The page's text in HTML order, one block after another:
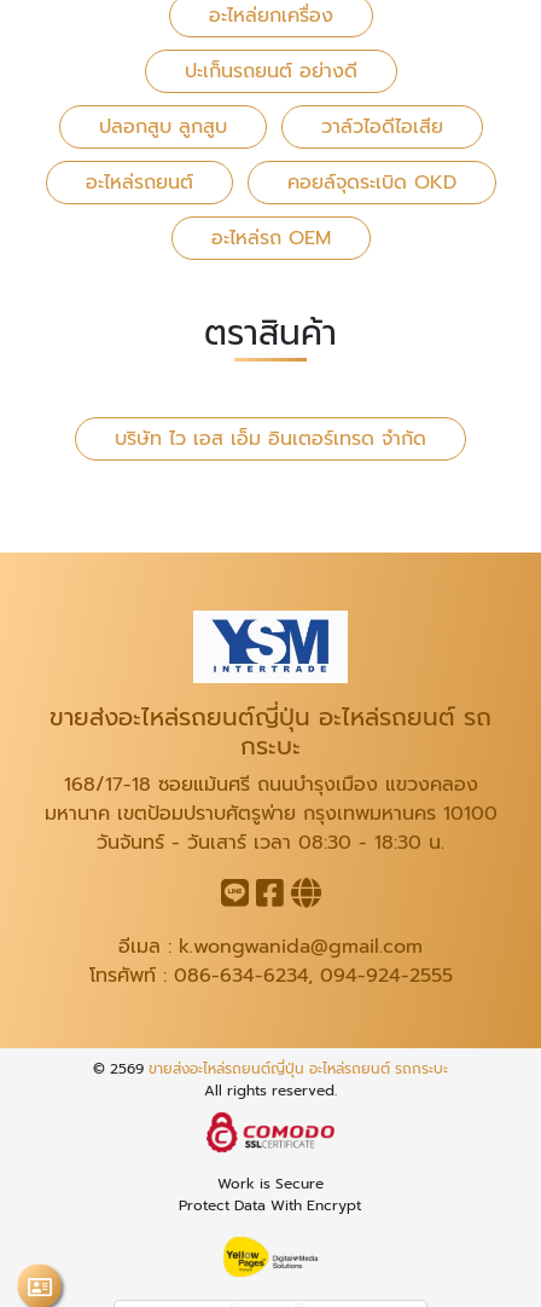
อะไหล่ยกเครื่อง
ปะเก็นรถยนต์ อย่างดี
ปลอกสูบ ลูกสูบ
วาล์วไอดีไอเสีย
อะไหล่รถยนต์
คอยล์จุดระเบิด OKD
อะไหล่รถ OEM
ตราสินค้า
บริษัท ไว เอส เอ็ม อินเตอร์เทรด จำกัด
ขายส่งอะไหล่รถยนต์ญี่ปุ่น อะไหล่รถยนต์ รถ
กระบะ
168/17-18 ซอยแม้นศรี ถนนบำรุงเมือง แขวงคลอง
มหานาค เขตป้อมปราบศัตรูพ่าย กรุงเทพมหานคร 10100
วันจันทร์ - วันเสาร์ เวลา 08:30 - 18:30 น.
อีเมล : k.wongwanida@gmail.com
โทรศัพท์ : 086-634-6234, 094-924-2555
© 2569 ขายส่งอะไหล่รถยนต์ญี่ปุ่น อะไหล่รถยนต์ รถกระบะ
All rights reserved.
Work is Secure
Protect Data With Encrypt